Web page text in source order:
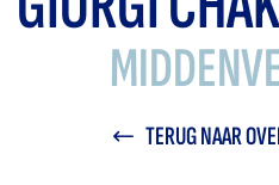
TERUG NAAR